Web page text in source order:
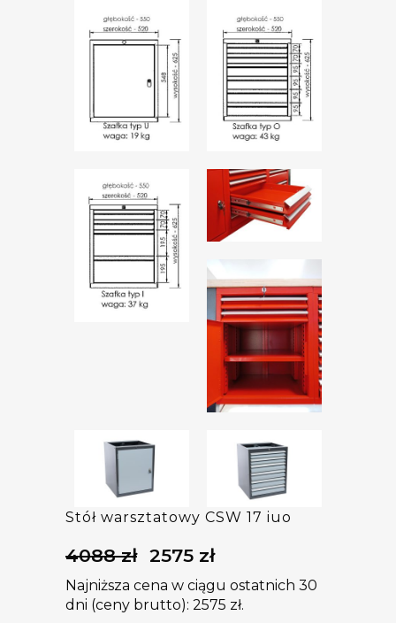
Stół warsztatowy CSW 17 iuo
4088zł
Pierwotna
wynosiła:
4088 zł.
2575 złAktualna
wynosi:
2575 zł.
Najniższa cena w ciągu ostatnich 30
dni (ceny brutto): 2575 zł.